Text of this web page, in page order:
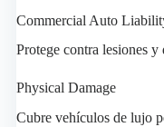
Commercial Auto
Protege contra lesiones y
Physical Damage
Cubre vehículos de lujo